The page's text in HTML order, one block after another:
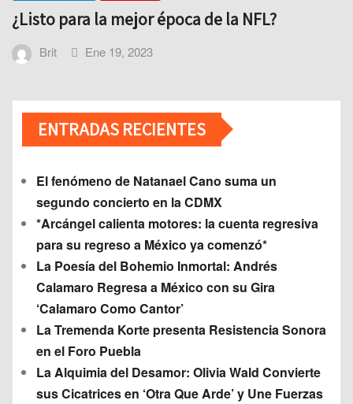
¿Listo para la mejor época de la NFL?
Brit Ene 19, 2023
ENTRADAS RECIENTES
El fenómeno de Natanael Cano suma un
segundo concierto en la CDMX
*Arcángel calienta motores: la cuenta regresiva
para su regreso a México ya comenzó*
La Poesía del Bohemio Inmortal: Andrés
Calamaro Regresa a México con su Gira
‘Calamaro Como Cantor’
La Tremenda Korte presenta Resistencia Sonora
en el Foro Puebla
La Alquimia del Desamor: Olivia Wald Convierte
sus Cicatrices en ‘Otra Que Arde’ y Une Fuerzas